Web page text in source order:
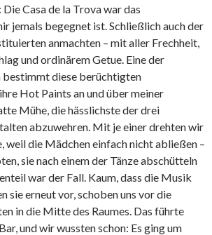
Casa de la Trova war das
jemals begegnet ist. Schließlich auch der
anmachten – mit aller Frechheit,
und ordinärem Getue. Eine der
bestimmt diese berüchtigten
Hot Paints an und über meiner
Mühe, die hässlichste der drei
abzuwehren. Mit je einer drehten wir
weil die Mädchen einfach nicht abließen –
sie nach einem der Tänze abschütteln
war der Fall. Kaum, dass die Musik
sie erneut vor, schoben uns vor die
in die Mitte des Raumes. Das führte
und wir wussten schon: Es ging um